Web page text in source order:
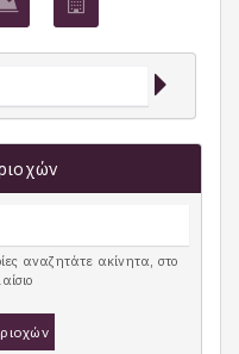
αναζητάτε ακίνητα, στο